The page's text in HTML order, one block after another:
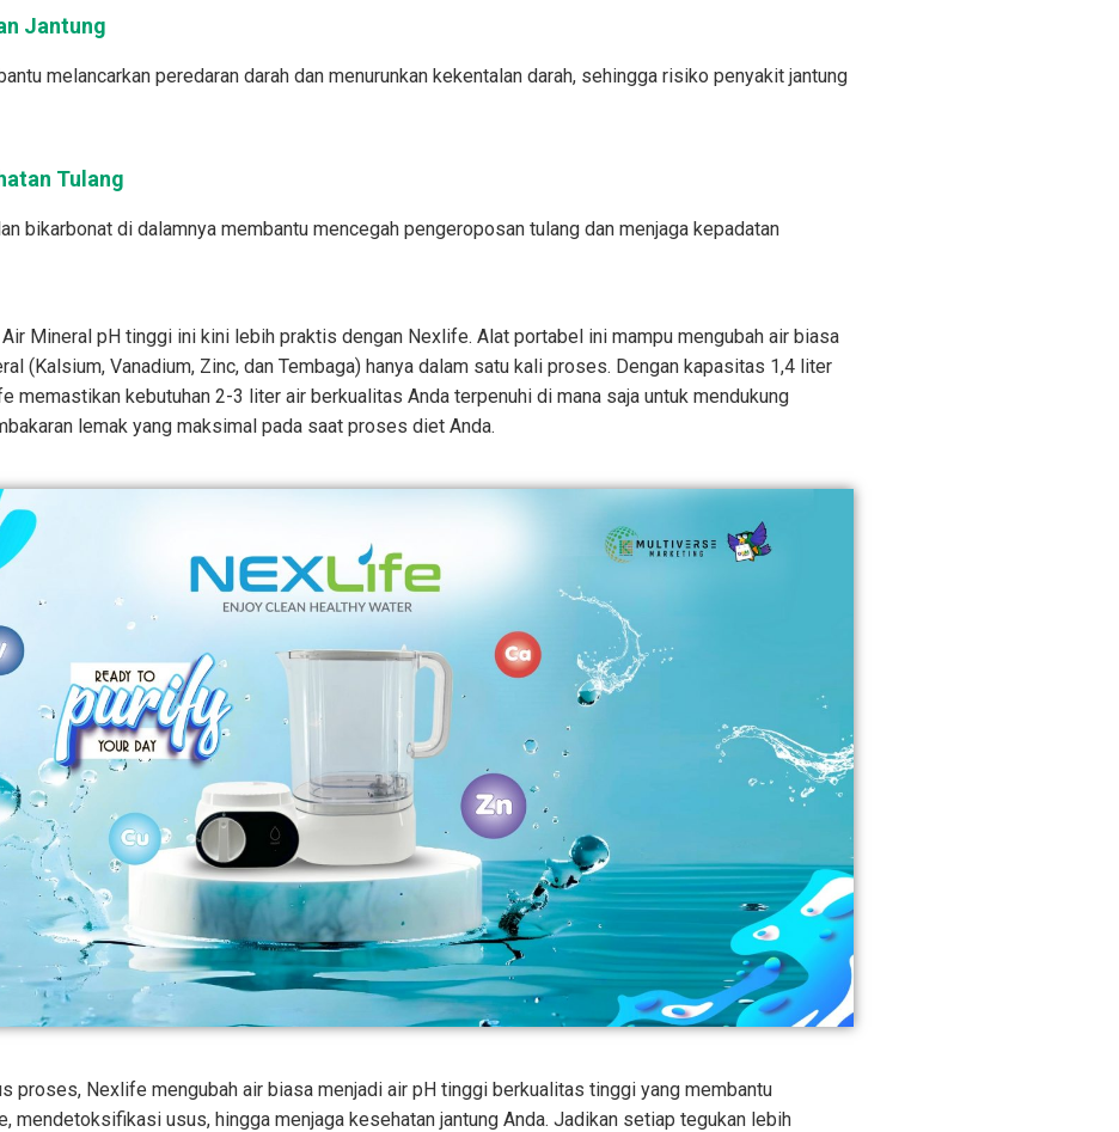
Jantung
melancarkan peredaran darah dan menurunkan kekentalan darah, sehingga risiko penyakit jantung
Tulang
bikarbonat di dalamnya membantu mencegah pengeroposan tulang dan menjaga kepadatan
Mineral pH tinggi ini kini lebih praktis dengan Nexlife. Alat portabel ini mampu mengubah air biasa
(Kalsium, Vanadium, Zinc, dan Tembaga) hanya dalam satu kali proses. Dengan kapasitas 1,4 liter
memastikan kebutuhan 2-3 liter air berkualitas Anda terpenuhi di mana saja untuk mendukung
lemak yang maksimal pada saat proses diet Anda.
proses, Nexlife mengubah air biasa menjadi air pH tinggi berkualitas tinggi yang membantu
mendetoksifikasi usus, hingga menjaga kesehatan jantung Anda. Jadikan setiap tegukan lebih